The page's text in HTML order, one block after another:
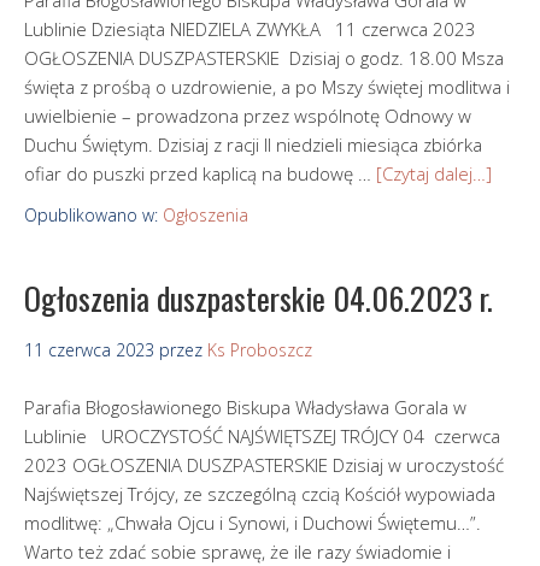
Lublinie Dziesiąta NIEDZIELA ZWYKŁA 11 czerwca 2023
OGŁOSZENIA DUSZPASTERSKIE Dzisiaj o godz. 18.00 Msza
święta z prośbą o uzdrowienie, a po Mszy świętej modlitwa i
uwielbienie – prowadzona przez wspólnotę Odnowy w
Duchu Świętym. Dzisiaj z racji II niedzieli miesiąca zbiórka
ofiar do puszki przed kaplicą na budowę … [Czytaj dalej…]
Opublikowano w: Ogłoszenia
Ogłoszenia duszpasterskie 04.06.2023 r.
11 czerwca 2023 przez Ks Proboszcz
Parafia Błogosławionego Biskupa Władysława Gorala w
Lublinie UROCZYSTOŚĆ NAJŚWIĘTSZEJ TRÓJCY 04 czerwca
2023 OGŁOSZENIA DUSZPASTERSKIE Dzisiaj w uroczystość
Najświętszej Trójcy, ze szczególną czcią Kościół wypowiada
modlitwę: „Chwała Ojcu i Synowi, i Duchowi Świętemu…”.
Warto też zdać sobie sprawę, że ile razy świadomie i